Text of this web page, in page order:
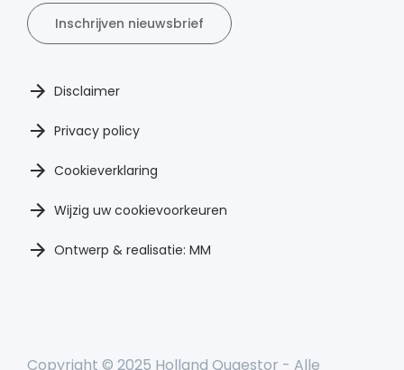
Inschrijven nieuwsbrief
Disclaimer
Privacy policy
Cookieverklaring
Wijzig uw cookievoorkeuren
Ontwerp & realisatie: MM
Copyright © 2025 Holland Quaestor - Alle